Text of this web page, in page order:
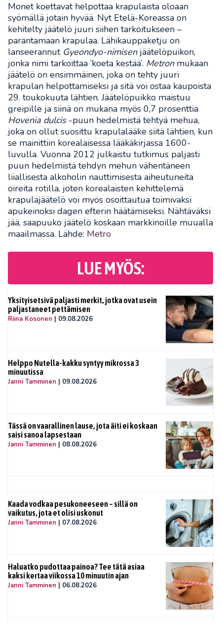
Monet koettavat helpottaa krapulaista oloaan
syömällä jotain hyvää. Nyt Etelä-Koreassa on
kehitelty jäätelö juuri siihen tarkoitukseen –
parantamaan krapulaa. Lähikauppaketju on
lanseerannut Gyeondyo-nimisenjäätelöpuikon,
jonka nimi tarkoittaa ’koeta kestää’. Metronmukaan
jäätelö on ensimmäinen, joka on tehty juuri
krapulan helpottamiseksi ja sitä voi ostaa kaupoista
29. toukokuuta lähtien. Jäätelöpuikko maistuu
greipille ja siinä on mukana myös 0,7 prosenttia
Hovenia dulcis-puun hedelmistä tehtyä mehua,
joka on ollut suosittu krapulalääke siitä lähtien, kun
se mainittiin korealaisessa lääkäkirjassa 1600-
luvulla. Vuonna 2012 julkaistu tutkimus paljasti
puun hedelmistä tehdyn mehun vähentäneen
liiallisesta alkoholin nauttimisesta aiheutuneita
oireita rotilla, joten korealaisten kehittelemä
krapulajäätelö voi myös osoittautua toimivaksi
apukeinoksi dagen efterin häätämiseksi. Nähtäväksi
jää, saapuuko jäätelö koskaan markkinoille muualla
maailmassa. Lähde: Metro
LUE MYÖS:
Yksityisetsivä paljasti merkit, jotka ovat usein
paljastaneet pettämisen
Riina Kosonen | 09.08.2026
Helppo Nutella-kakku syntyy mikrossa 3
minuutissa
Janni Tamminen | 09.08.2026
Tässä on vaarallinen lause, jota äiti ei koskaan
saisi sanoa lapsestaan
Janni Tamminen | 08.08.2026
Kaada vodkaa pesukoneeseen – sillä on
vaikutus, jota et olisi uskonut
Janni Tamminen | 07.08.2026
Haluatko pudottaa painoa? Tee tätä asiaa
kaksi kertaa viikossa 10 minuutin ajan
Janni Tamminen | 06.08.2026